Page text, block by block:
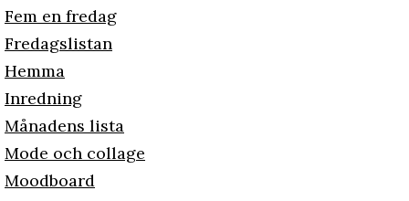
Fem en fredag
Fredagslistan
Hemma
Inredning
Månadens lista
Mode och collage
Moodboard